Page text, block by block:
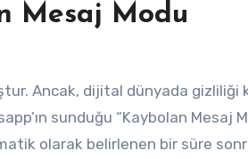
Mesaj Modu
Ancak, dijital dünyada gizliliği
sunduğu “Kaybolan Mesaj
olarak belirlenen bir süre